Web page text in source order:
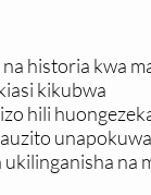
historia kwa
kikubwa
hili
na